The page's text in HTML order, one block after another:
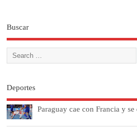
Buscar
Deportes
Paraguay cae con Francia y